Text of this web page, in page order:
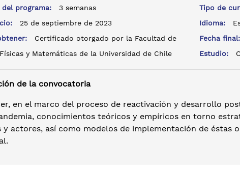
del programa:
3 semanas
25 de septiembre de 2023
Certificado otorgado por la Facultad de
y Matemáticas de la Universidad de Chile
Tipo de
Idioma:
Fecha
Estudio:
de la convocatoria
en el marco del proceso de reactivación y desarrollo
conocimientos teóricos y empíricos en torno
y actores, así como modelos de implementación de éstas